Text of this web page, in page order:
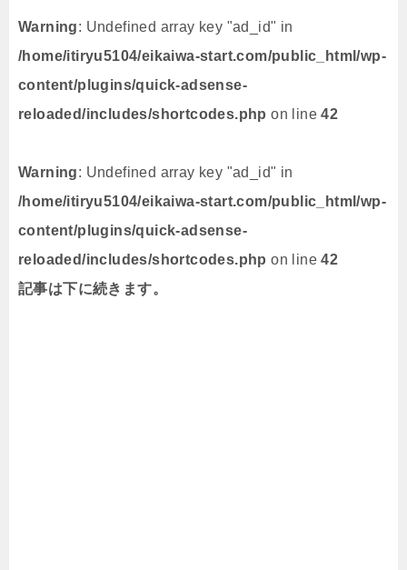
Warning: Undefined array key "ad_id" in
/home/itiryu5104/eikaiwa-start.com/public_html/wp-
content/plugins/quick-adsense-
reloaded/includes/shortcodes.php on line42
Warning: Undefined array key "ad_id" in
/home/itiryu5104/eikaiwa-start.com/public_html/wp-
content/plugins/quick-adsense-
reloaded/includes/shortcodes.php on line42
記事は下に続きます。